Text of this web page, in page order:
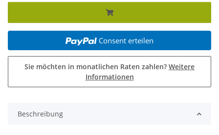
Consent erteilen
Sie möchten in monatlichen Raten zahlen? Weitere
Informationen
Beschreibung